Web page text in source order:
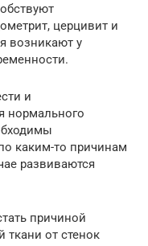
церцивит и
возникают у
и
нормального
каким-то причинам
развиваются
причиной
ткани от стенок